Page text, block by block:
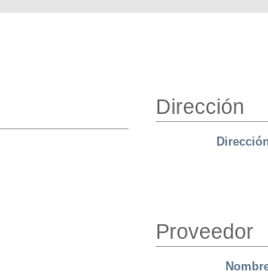
Dirección
Dirección
Proveedor